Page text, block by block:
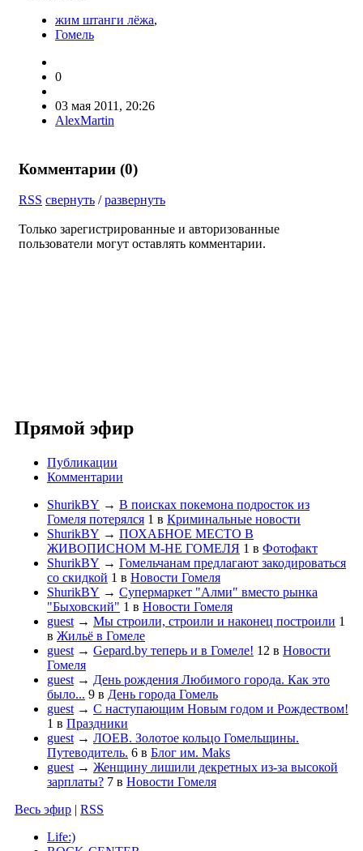
жим штанги лёжа,
Гомель
0
03 мая 2011, 20:26
AlexMartin
Комментарии (0)
RSS свернуть /развернуть
Только зарегистрированные и авторизованные
пользователи могут оставлять комментарии.
Прямой эфир
Публикации
Комментарии
ShurikBY → В поисках покемона подросток из
Гомеля потерялся 1 в Криминальные новости
ShurikBY → ПОХАБНОЕ МЕСТО В
ЖИВОПИСНОМ М-НЕ ГОМЕЛЯ 1 в Фотофакт
ShurikBY → Гомельчанам предлагают закодироваться
со скидкой 1 в Новости Гомеля
ShurikBY → Супермаркет "Алми" вместо рынка
"Быховский" 1 в Новости Гомеля
guest → Мы строили, строили и наконец построили 1
в Жильё в Гомеле
guest → Gepard.by теперь и в Гомеле! 12 в Новости
Гомеля
guest → День рождения Любимого города. Как это
было... 9 в День города Гомель
guest → С наступающим Новым годом и Рождеством!
1 в Праздники
guest → ЛОЕВ. Золотое кольцо Гомельщины.
Путеводитель. 6 в Блог им. Maks
guest → Женщину лишили декретных из-за высокой
зарплаты? 7 в Новости Гомеля
Весь эфир | RSS
Life:)